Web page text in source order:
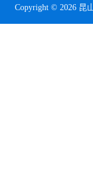
Copyright © 2026 昆